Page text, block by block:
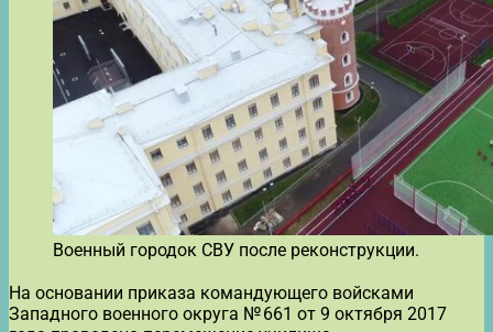
Военный городок СВУ после реконструкции.
На основании приказа командующего войсками
Западного военного округа № 661 от 9 октября 2017